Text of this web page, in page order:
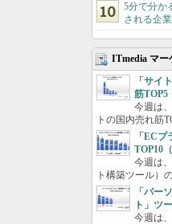
5分で分か
される企
ITmedia マー
「サイ
筋TOP5
今週は
トの国内売れ筋
「EC
TOP10
今週は
ト構築ツール）
「パー
ト」ツ
今週は